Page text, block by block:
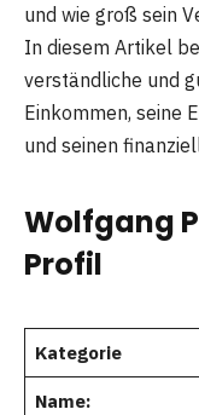
und wie groß sein
In diesem Artikel
verständliche und
Einkommen, seine
und seinen
Wolfgang
Profil
Kategorie
Name: